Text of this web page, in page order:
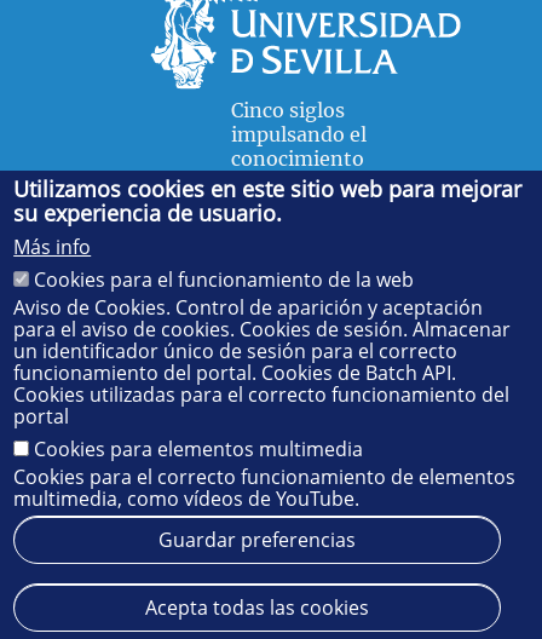
Cinco siglos
impulsando el
conocimiento
FACULTAD DE FÍSICA
Avda. de la Reina Mercedes, s/n. 41012 Sevilla. Tel.:
55 28 91. Administración:administradorfisica@us.es
Secretaría:jsecfisi@us.es- Decanato:ffisaog@us.es
Aviso legal Protección de datos
Cookies
© 2025SIC - Universidad de Sevilla
Utilizamos cookies en este sitio web para mejorar
su experiencia de usuario.
Más info
Cookies para el funcionamiento de la web
Aviso de Cookies. Control de aparición y aceptación
para el aviso de cookies. Cookies de sesión. Almacenar
un identificador único de sesión para el correcto
funcionamiento del portal. Cookies de Batch API.
Cookies utilizadas para el correcto funcionamiento del
portal
Cookies para elementos multimedia
Cookies para el correcto funcionamiento de elementos
multimedia, como vídeos de YouTube.
Guardar preferencias
Acepta todas las cookies